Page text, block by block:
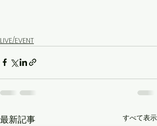
LIVE/EVENT
最新記事 すべて表示